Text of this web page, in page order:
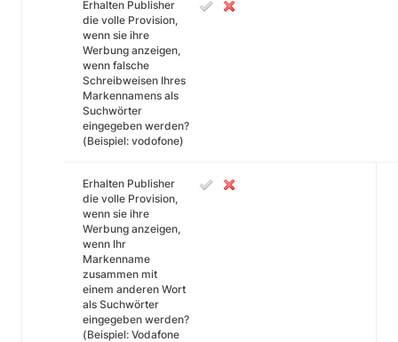
Erhalten Publisher
die volle Provision,
wenn sie ihre
Werbung anzeigen,
wenn falsche
Schreibweisen Ihres
Markennamens als
Suchwörter
eingegeben werden?
(Beispiel: vodofone)
Erhalten Publisher
die volle Provision,
wenn sie ihre
Werbung anzeigen,
wenn Ihr
Markenname
zusammen mit
einem anderen Wort
als Suchwörter
eingegeben werden?
(Beispiel: Vodafone